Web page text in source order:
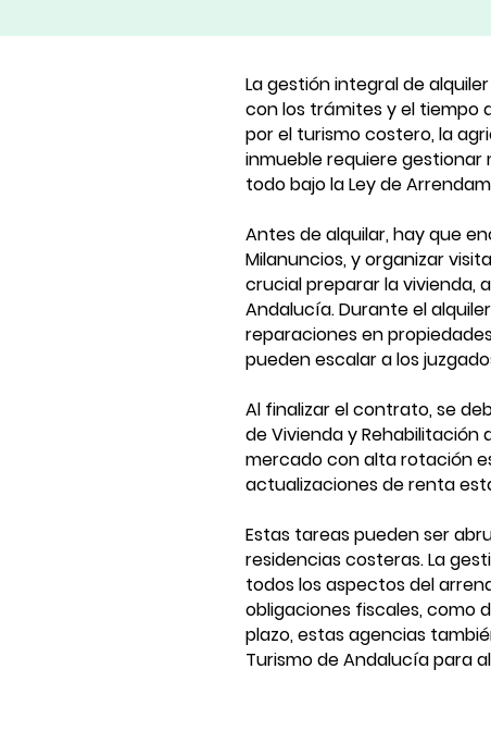
La gestión integral de
con los trámites y el tiempo
por el turismo costero, la
inmueble requiere gestionar
todo bajo la Ley de
Antes de alquilar, hay que
Milanuncios, y organizar
crucial preparar la vivienda,
Andalucía. Durante el
reparaciones en
pueden escalar a los
Al finalizar el contrato, se
de Vivienda y Rehabilitación
mercado con alta rotación
actualizaciones de renta
Estas tareas pueden ser
residencias costeras. La
todos los aspectos del
obligaciones fiscales, como
plazo, estas agencias
Turismo de Andalucía para